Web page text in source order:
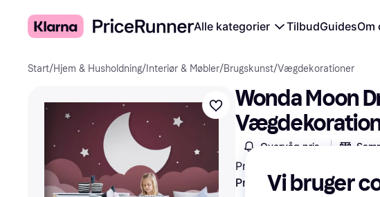
Alle kategorier TilbudGuidesOm
Start/Hjem & Husholdning/ Interiør & Møbler/Brugskunst/Vægdekorationer
Wonda Moon
Overvåg pris
Pris
Prøv fleksible betalinger
Vi bruger